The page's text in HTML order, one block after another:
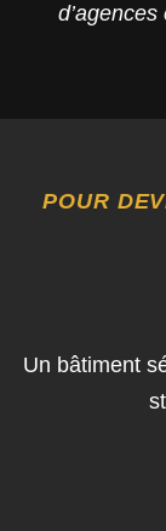
POUR
Un bâtiment